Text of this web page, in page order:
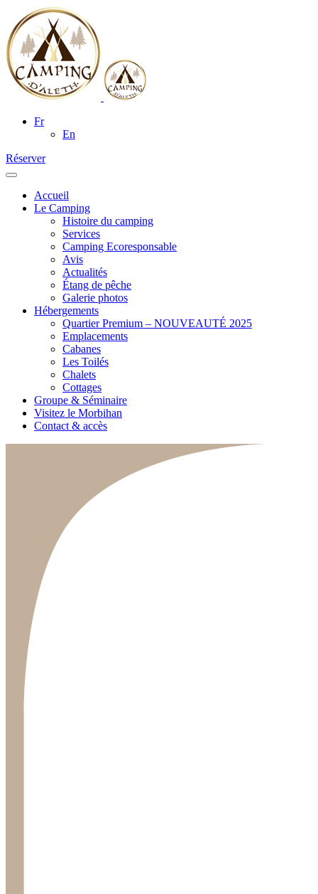
Fr
En
Réserver
Accueil
Le Camping
Histoire du camping
Services
Camping Ecoresponsable
Avis
Actualités
Étang de pêche
Galerie photos
Hébergements
Quartier Premium – NOUVEAUTÉ 2025
Emplacements
Cabanes
Les Toilés
Chalets
Cottages
Groupe & Séminaire
Visitez le Morbihan
Contact & accès